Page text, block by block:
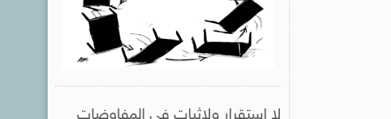
لا استقرار ولاثبات فى المفاوضات